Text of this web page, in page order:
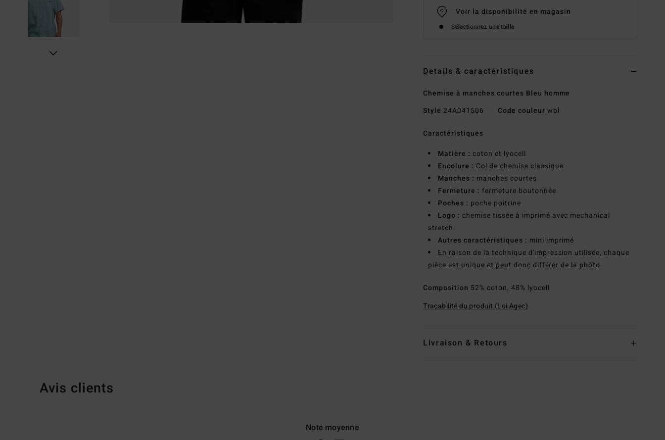
Voir la disponibilité en magasin
Sélectionnez une taille
Details & caractéristiques
Chemise à manches courtes Bleu homme
Style 24A041506 Code couleur wbl
Caractéristiques
Matière : coton et lyocell
Encolure : Col de chemise classique
Manches : manches courtes
Fermeture : fermeture boutonnée
Poches : poche poitrine
Logo : chemise tissée à imprimé avec mechanical
stretch
Autres caractéristiques : mini imprimé
En raison de la technique d'impression utilisée, chaque
pièce est unique et peut donc différer de la photo
Composition 52% coton, 48% lyocell
Traçabilité du produit (Loi Agec)
Livraison & Retours
Avis clients
Note moyenne